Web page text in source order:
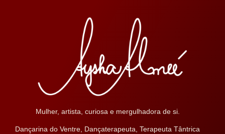
Mulher, artista, curiosa e mergulhadora de si.
Dançarina do Ventre, Dançaterapeuta, Terapeuta Tântrica